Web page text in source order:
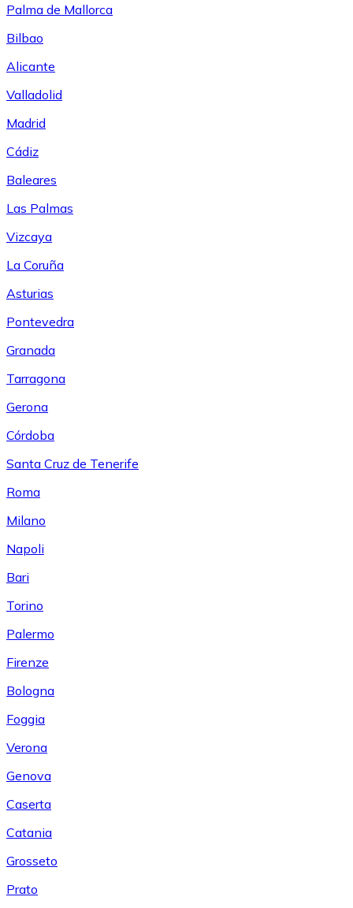
Palma de Mallorca
Bilbao
Alicante
Valladolid
Madrid
Cádiz
Baleares
Las Palmas
Vizcaya
La Coruña
Asturias
Pontevedra
Granada
Tarragona
Gerona
Córdoba
Santa Cruz de Tenerife
Roma
Milano
Napoli
Bari
Torino
Palermo
Firenze
Bologna
Foggia
Verona
Genova
Caserta
Catania
Grosseto
Prato